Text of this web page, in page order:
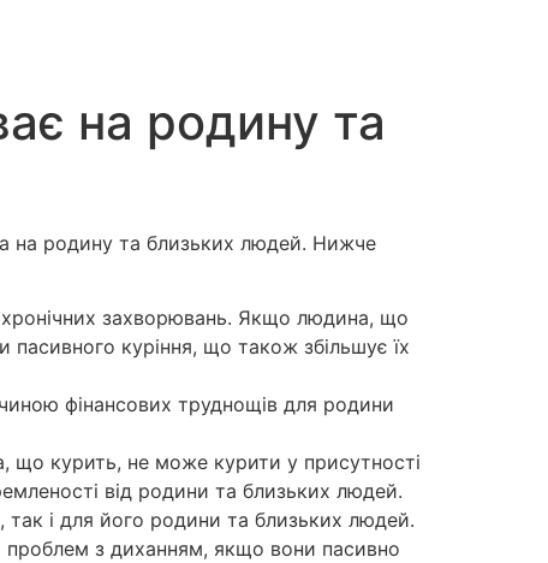
на родину та
на родину та близьких людей. Нижче
хронічних захворювань. Якщо людина, що
куріння, що також збільшує їх
фінансових труднощів для родини
що курить, не може курити у присутності
від родини та близьких людей.
так і для його родини та близьких людей.
з диханням, якщо вони пасивно